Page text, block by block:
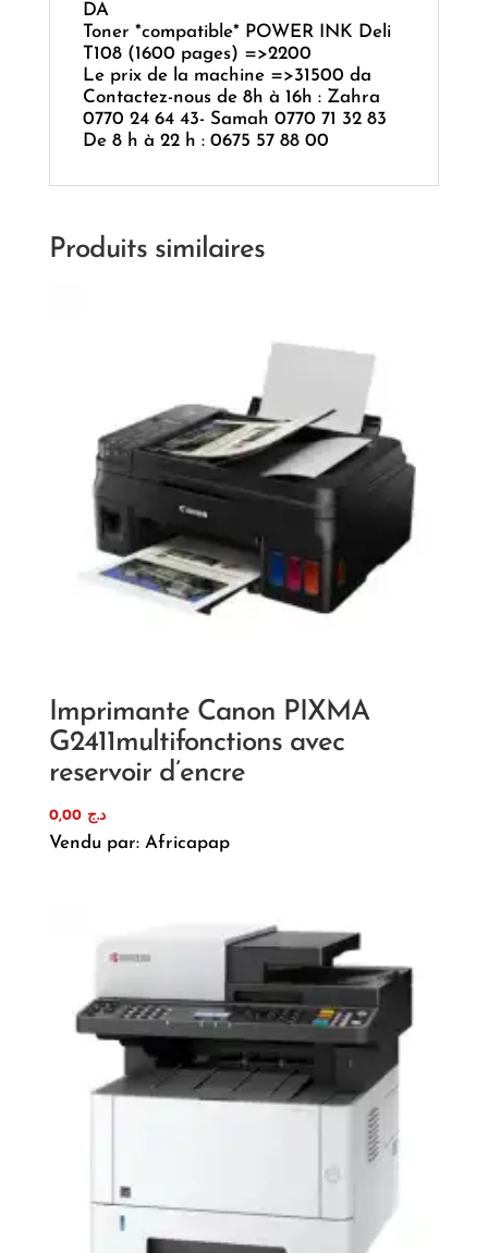
DA
Toner *compatible* POWER INK Deli
T108 (1600 pages) =>2200
Le prix de la machine =>31500 da
Contactez-nous de 8h à 16h : Zahra
0770 24 64 43- Samah 0770 71 32 83
De 8 h à 22 h : 0675 57 88 00
Produits similaires
Imprimante Canon PIXMA
G2411multifonctions avec
reservoir d’encre
د.ج 0,00
Vendu par: Africapap